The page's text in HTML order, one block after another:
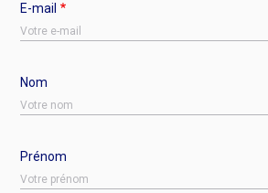
E-mail
Nom
Prénom